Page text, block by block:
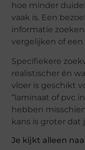
hoe minder
vaak is. Een
informatie
vergelijken of
Specifiekere
realistischer én
vloer is geschikt
“laminaat of pvc
hebben
kans is groter dat
Je kijkt alleen